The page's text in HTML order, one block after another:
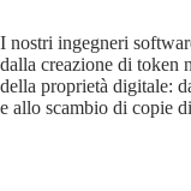
I nostri ingegneri
dalla creazione di
della proprietà digitale:
e allo scambio di copie